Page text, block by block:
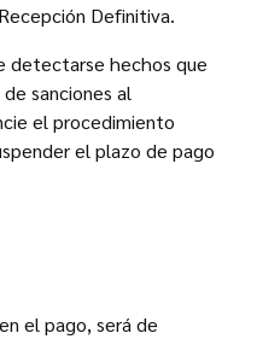
Definitiva.
detectarse hechos que
sanciones al
el procedimiento
el plazo de pago
el pago, será de